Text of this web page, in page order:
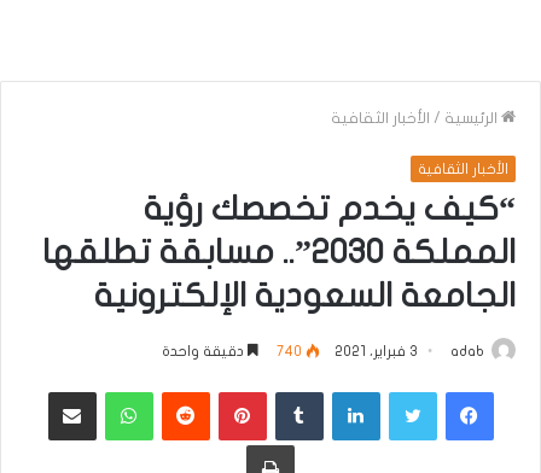
الرئيسية / الأخبار الثقافية
الأخبار الثقافية
“كيف يخدم تخصصك رؤية
المملكة 2030”.. مسابقة تطلقها
الجامعة السعودية الإلكترونية
adab 3 فبراير، 2021 740 دقيقة واحدة
فيسبوكتويتر لينكدإن ‏Tumblr بينتيريست
‏Reddit واتساب مشاركة عبر البريد
طباعة